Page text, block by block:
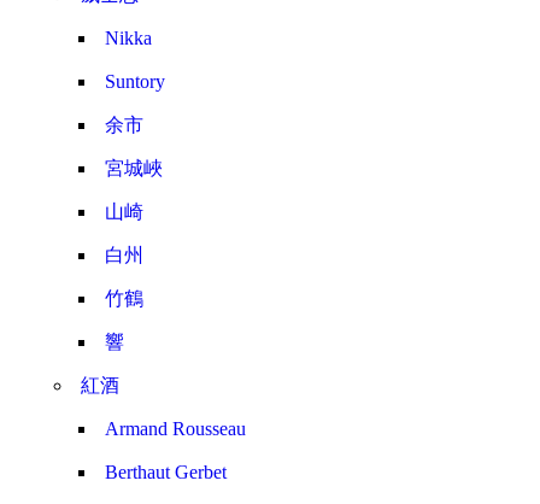
Nikka
Suntory
余市
宮城峽
山崎
白州
竹鶴
響
紅酒
Armand Rousseau
Berthaut Gerbet